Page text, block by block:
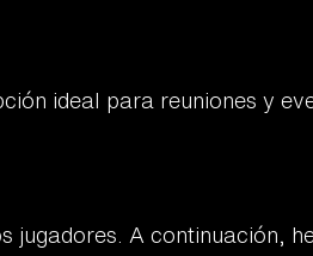
ideal para reuniones y
A continuación,